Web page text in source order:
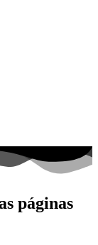
páginas